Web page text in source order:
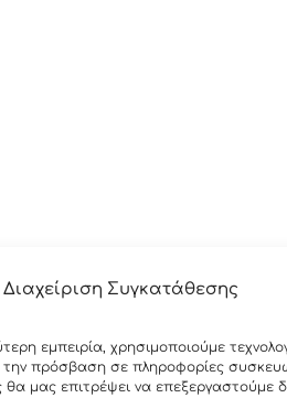
Διαχείριση Συγκατάθεσης
εμπειρία, χρησιμοποιούμε
την πρόσβαση σε πληροφορίες
θα μας επιτρέψει να επεξεργαστούμε